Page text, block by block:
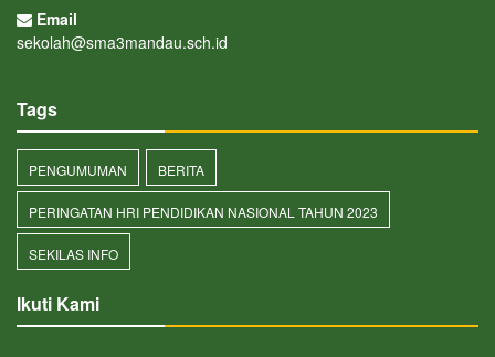
Email
sekolah@sma3mandau.sch.id
Tags
PENGUMUMAN BERITA
PERINGATAN HRI PENDIDIKAN NASIONAL TAHUN 2023
SEKILAS INFO
Ikuti Kami